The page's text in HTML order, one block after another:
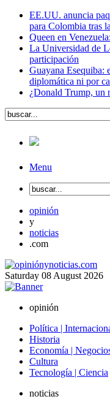
EE.UU. anuncia
para Colombia tras
Queen en
La Universidad de
participación
Guayana Esequiba:
diplomática ni por
¿Donald Trump, un
Menu
opinión
y
noticias
.com
Saturday 08 August 2026
opinión
Política |
Historia
Economía |
Cultura
Tecnología | Ciencia
noticias